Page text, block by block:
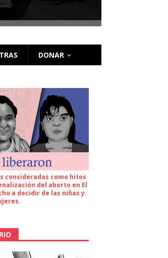
DONAR
consideradas como hitos
del aborto en El
a decidir de las niñas y